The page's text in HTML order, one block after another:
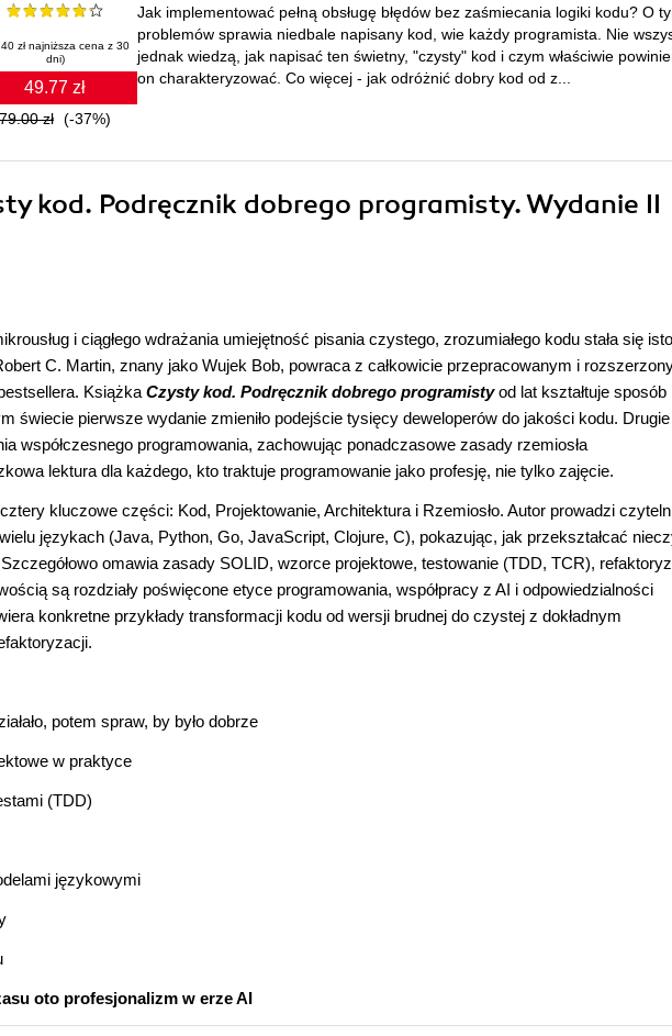
zł najniższa cena z 30
dni)
49.77 zł
79.00 zł (-37%)
Jak implementować pełną obsługę błędów bez zaśmiecania logiki kodu? O
problemów sprawia niedbale napisany kod, wie każdy programista. Nie
jednak wiedzą, jak napisać ten świetny, "czysty" kod i czym właściwie
on charakteryzować. Co więcej - jak odróżnić dobry kod od z...
kod. Podręcznik dobrego programisty. Wydanie II
i ciągłego wdrażania umiejętność pisania czystego, zrozumiałego kodu stała się
C. Martin, znany jako Wujek Bob, powraca z całkowicie przepracowanym i
Książka Czysty kod. Podręcznik dobrego programistyod lat kształtuje sposób
świecie pierwsze wydanie zmieniło podejście tysięcy deweloperów do jakości kodu. Drugie
współczesnego programowania, zachowując ponadczasowe zasady rzemiosła
lektura dla każdego, kto traktuje programowanie jako profesję, nie tylko zajęcie.
kluczowe części: Kod, Projektowanie, Architektura i Rzemiosło. Autor prowadzi
językach (Java, Python, Go, JavaScript, Clojure, C), pokazując, jak przekształcać
omawia zasady SOLID, wzorce projektowe, testowanie (TDD, TCR),
są rozdziały poświęcone etyce programowania, współpracy z AI i odpowiedzialności
konkretne przykłady transformacji kodu od wersji brudnej do czystej z dokładnym
potem spraw, by było dobrze
w praktyce
(TDD)
językowymi
oto profesjonalizm w erze AI